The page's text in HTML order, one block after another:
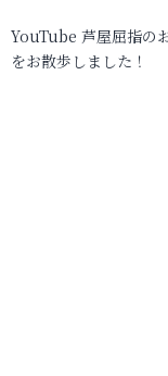
YouTube 芦屋屈指の
をお散歩しました！